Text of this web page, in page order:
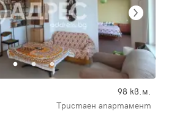
98 кв.м.
Тристаен апартамент